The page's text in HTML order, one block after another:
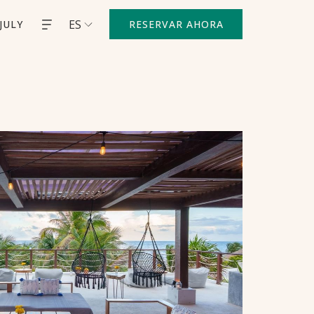
ES RESERVAR AHORA